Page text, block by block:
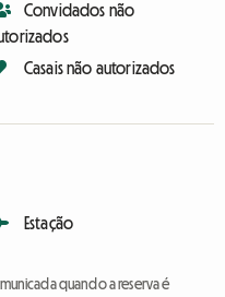
Convidados não
Casais não autorizados
Estação
quando a reserva é